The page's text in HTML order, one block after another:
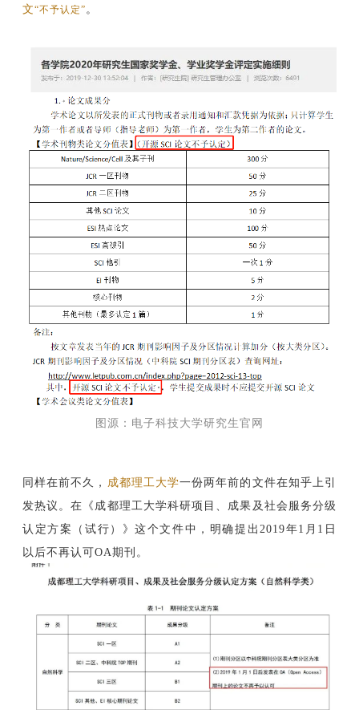
文“不予认定” 。
图源：电子科技大学研究生官网
同样在前不久， 成都理工大学一份两年前的文件在知乎上引
发热议。在《成都理工大学科研项目、成果及社会服务分级
认定方案（试行）》这个文件中，明确提 出2019年1月1日
以后不再认可OA期刊。